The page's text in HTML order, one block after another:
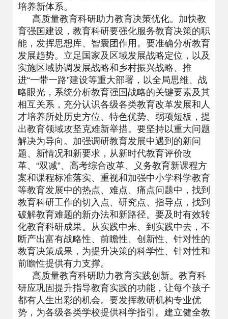
培养新体系。
高质量教育科研助力教育决策优化。加快教
育强国建设，教育科研要强化服务教育决策的职
能，发挥思想库、智囊团作用。要准确分析教育
发展趋势。立足国家及区域发展战略定位，以及
实施区域协调发展战略和乡村振兴战略、推
进“一带一路”建设等重大部署，以全局思维、战
略眼光，系统分析教育强国战略的关键要素及其
相互关系，充分认识各级各类教育改革发展和人
才培养所处历史方位、特色优势、弱项短板，提
出教育领域攻坚克难新举措。要坚持以重大问题
解决为导向。加强调研教育发展中遇到的新问
题、新情况和新要求，从新时代教育评价改
革、“双减”、高考综合改革、义务教育新课程方
案和课程标准落实、重视和加强中小学科学教育
等教育发展中的热点、难点、痛点问题中，找到
教育科研工作的切入点、研究点、指导点，找到
破解教育难题的新办法和新路径。要及时有效转
化教育科研成果。从实践中来、到实践中去，不
断产出富有战略性、前瞻性、创新性、针对性的
教育决策成果，为提升决策的科学性、针对性和
前瞻性提供有力支撑。
高质量教育科研助力教育实践创新。教育科
研应巩固提升指导教育实践的功能，让每个孩子
都有人生出彩的机会。要发挥教研机构专业优
势，为各级各类学校提供科学指引。建立健全教